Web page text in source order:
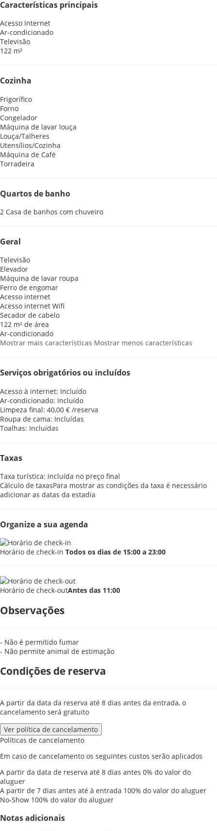
Características principais
Acesso Internet
Ar-condicionado
Televisão
122 m²
Cozinha
Frigorífico
Forno
Congelador
Máquina de lavar louça
Louça/Talheres
Utensílios/Cozinha
Máquina de Café
Torradeira
Quartos de banho
2 Casa de banhos com chuveiro
Geral
Televisão
Elevador
Máquina de lavar roupa
Ferro de engomar
Acesso internet
Acesso internet Wifi
Secador de cabelo
122 m² de área
Ar-condicionado
Mostrar mais características Mostrar menos características
Serviços obrigatórios ou incluídos
Acesso à internet: Incluído
Ar-condicionado: Incluído
Limpeza final: 40,00 € /reserva
Roupa de cama: Incluídas
Toalhas: Incluídas
Taxas
Taxa turística: incluída no preço final
Cálculo de taxasPara mostrar as condições da taxa é necessário
adicionar as datas da estadia
Organize a sua agenda
Horário de check-in Todos os dias de 15:00 a 23:00
Horário de check-outAntes das 11:00
Observações
- Não é permitido fumar
- Não permite animal de estimação
Condições de reserva
A partir da data da reserva até 8 dias antes da entrada, o
cancelamento será gratuito
Ver política de cancelamento
Políticas de cancelamento
Em caso de cancelamento os seguintes custos serão aplicados
A partir da data de reserva até 8 dias antes 0% do valor do
aluguer
A partir de 7 dias antes até à entrada 100% do valor do aluguer
No-Show 100% do valor do aluguer
Notas adicionais